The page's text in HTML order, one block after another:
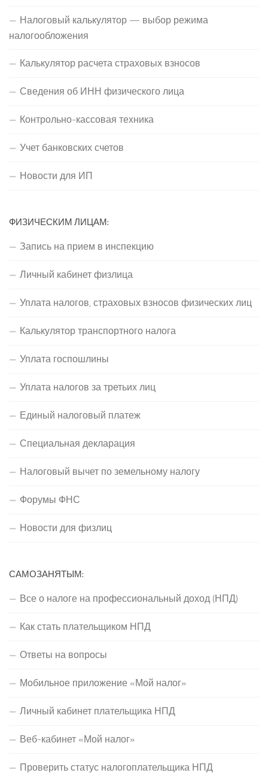
Налоговый калькулятор — выбор режима
налогообложения
Калькулятор расчета страховых взносов
Сведения об ИНН физического лица
Контрольно-кассовая техника
Учет банковских счетов
Новости для ИП
ФИЗИЧЕСКИМ ЛИЦАМ:
Запись на прием в инспекцию
Личный кабинет физлица
Уплата налогов, страховых взносов физических лиц
Калькулятор транспортного налога
Уплата госпошлины
Уплата налогов за третьих лиц
Единый налоговый платеж
Специальная декларация
Налоговый вычет по земельному налогу
Форумы ФНС
Новости для физлиц
САМОЗАНЯТЫМ:
Все о налоге на профессиональный доход (НПД)
Как стать плательщиком НПД
Ответы на вопросы
Мобильное приложение «Мой налог»
Личный кабинет плательщика НПД
Веб-кабинет «Мой налог»
Проверить статус налогоплательщика НПД